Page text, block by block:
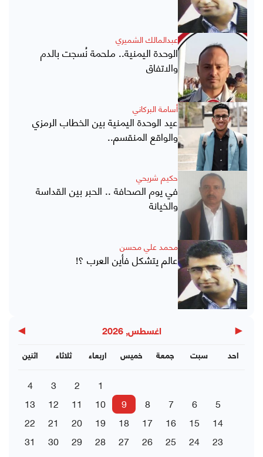
عبدالمالك الشميري
الوحدة اليمنية.. ملحمة نُسجت بالدم
والاتفاق
أسامة البركاني
عيد الوحدة اليمنية بين الخطاب الرمزي
والواقع المنقسم..
حكيم شريحي
في يوم الصحافة .. الحبر بين القداسة
والخيانة
محمد علي محسن
عالم يتشكل فأين العرب ؟!
◀ اغسطس, 2026 ▶
اثنين ثلاثاء اربعاء خميس جمعة سبت احد
1
2
3
4
5
6
7
8
9
10
11
12
13
14
15
16
17
18
19
20
21
22
23
24
25
26
27
28
29
30
31